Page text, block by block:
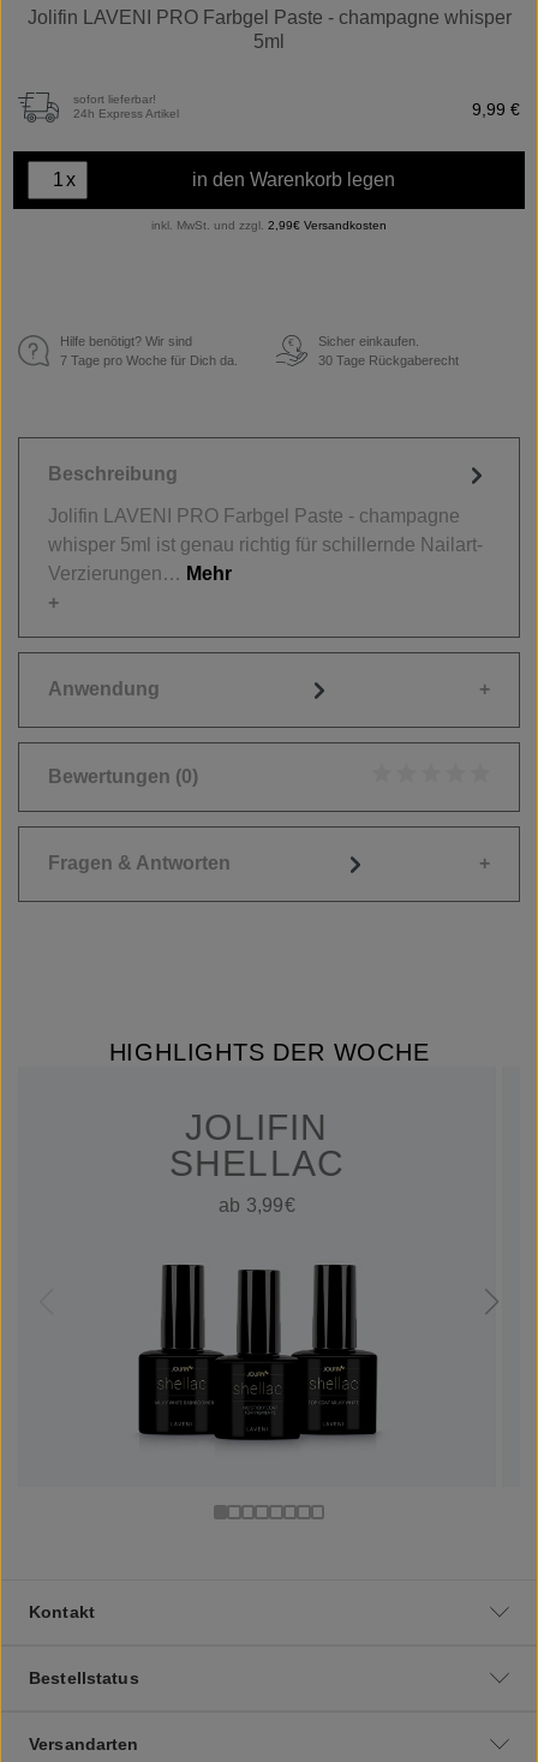
Jolifin LAVENI PRO Farbgel Paste - champagne whisper
5ml
sofort lieferbar!
24h Express Artikel
9,99 €
x in den Warenkorb legen
inkl. MwSt. und zzgl. 2,99€ Versandkosten
Hilfe benötigt? Wir sind
7 Tage pro Woche für Dich da.
€
Sicher einkaufen.
30 Tage Rückgaberecht
Beschreibung
Jolifin LAVENI PRO Farbgel Paste - champagne
whisper 5ml ist genau richtig für schillernde Nailart-
Verzierungen… Mehr
Anwendung
Bewertungen (0)
Fragen & Antworten
HIGHLIGHTS DER WOCHE
JOLIFIN
SHELLAC
ab 3,99€
Kontakt
Bestellstatus
Versandarten